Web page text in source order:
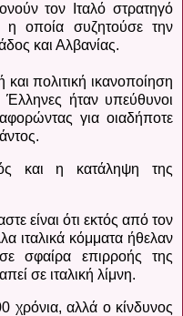
τον Ιταλό στρατηγό
η οποία συζητούσε την
και Αλβανίας.
πολιτική ικανοποίηση
ήταν υπεύθυνοι
για οιαδήποτε
και η κατάληψη της
είναι ότι εκτός από τον
ιταλικά κόμματα ήθελαν
σφαίρα επιρροής της
σε ιταλική λίμνη.
χρόνια, αλλά ο κίνδυνος